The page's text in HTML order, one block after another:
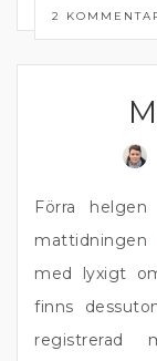
2
Förra
mattidningen
med lyxigt
finns
registrerad